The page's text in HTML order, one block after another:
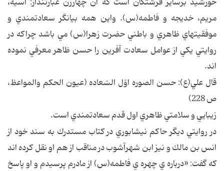
مريم، خديجه و فاطمه(س). واين همه بيانگر سعادتمندي و
موفقيتهاي ظاهري و باطني حضرت زهرا(س) مي باشد چراكه در
روايتي يكي از عوامل سعادت آفرين را حسن ظاهر معرفي نموده
اند.
قال علي(ع): حسن الصوره اوّل السّعاده (عيون الحكم والمواعظ،
ص 228)
زيبايي و سلامتي ظاهري اول قدم سعادتمندي است.
در روايتي ديگر حاكم نيشابوري در كتاب مستدرك به سند خود از
انس بن مالك و نيز ابن شهرآشوب در مناقب از هم او نقل كرده اند
كه گفت: «درباره ي چهره ي فاطمه(س) از مادرم پرسيدم و او پاسخ